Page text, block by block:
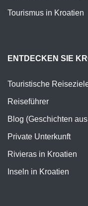
Tourismus in Kroatien
ENTDECKEN SIE
Touristische
Reiseführer
Blog (Geschichten
Private Unterkunft
Rivieras in Kroatien
Inseln in Kroatien